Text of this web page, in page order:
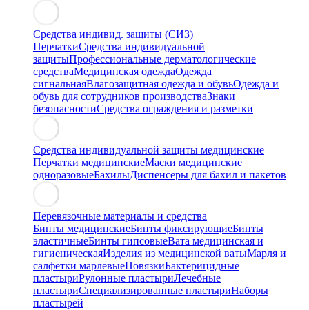
Средства индивид. защиты (СИЗ)
ПерчаткиСредства индивидуальной
защитыПрофессиональные дерматологические
средстваМедицинская одеждаОдежда
сигнальнаяВлагозащитная одежда и обувьОдежда и
обувь для сотрудников производстваЗнаки
безопасностиСредства ограждения и разметки
Средства индивидуальной защиты медицинские
Перчатки медицинскиеМаски медицинские
одноразовыеБахилыДиспенсеры для бахил и пакетов
Перевязочные материалы и средства
Бинты медицинскиеБинты фиксирующиеБинты
эластичныеБинты гипсовыеВата медицинская и
гигиеническаяИзделия из медицинской ватыМарля и
салфетки марлевыеПовязкиБактерицидные
пластыриРулонные пластыриЛечебные
пластыриСпециализированные пластыриНаборы
пластырей